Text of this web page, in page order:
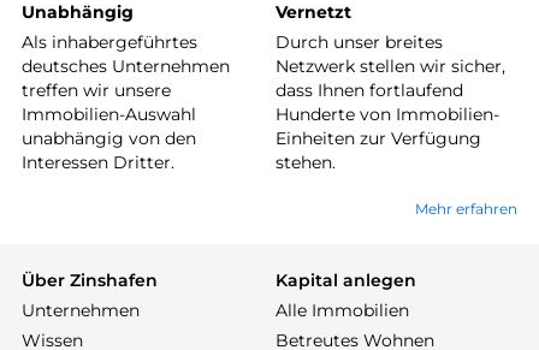
Unabhängig
Als inhabergeführtes
deutsches Unternehmen
treffen wir unsere
Immobilien-Auswahl
unabhängig von den
Interessen Dritter.
Vernetzt
Durch unser breites
Netzwerk stellen wir sicher,
dass Ihnen fortlaufend
Hunderte von Immobilien-
Einheiten zur Verfügung
stehen.
Mehr erfahren
Über Zinshafen
Unternehmen
Wissen
Kapital anlegen
Alle Immobilien
Betreutes Wohnen